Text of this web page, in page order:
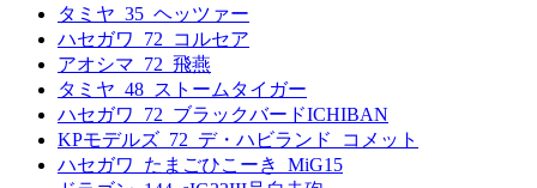
タミヤ_35_ヘッツァー
ハセガワ_72_コルセア
アオシマ_72_飛燕
タミヤ_48_ストームタイガー
ハセガワ_72_ブラックバードICHIBAN
KPモデルズ_72_デ・ハビランド_コメット
ハセガワ_たまごひこーき_MiG15